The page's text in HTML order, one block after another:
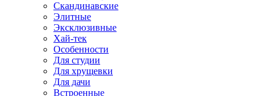
Скандинавские
Элитные
Эксклюзивные
Хай-тек
Особенности
Для студии
Для хрущевки
Для дачи
Встроенные